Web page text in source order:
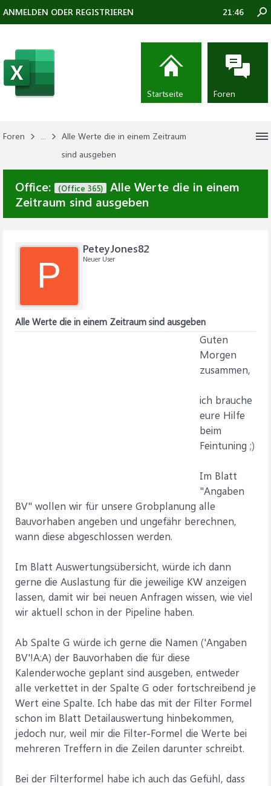
Foren ...
Alle Werte die in einem Zeitraum
sind ausgeben
Office: (Office 365)
Alle Werte die in einem
Zeitraum sind ausgeben
P
PeteyJones82
Neuer User
Alle Werte die in einem Zeitraum sind ausgeben
Guten
Morgen
zusammen,
ich brauche
eure Hilfe
beim
Feintuning ;)
Im Blatt
"Angaben
BV" wollen wir für unsere Grobplanung alle
Bauvorhaben angeben und ungefähr berechnen,
wann diese abgeschlossen werden.
Im Blatt Auswertungsübersicht, würde ich dann
gerne die Auslastung für die jeweilige KW anzeigen
lassen, damit wir bei neuen Anfragen wissen, wie viel
wir aktuell schon in der Pipeline haben.
Ab Spalte G würde ich gerne die Namen ('Angaben
BV'!A:A) der Bauvorhaben die für diese
Kalenderwoche geplant sind ausgeben, entweder
alle verkettet in der Spalte G oder fortschreibend je
Wert eine Spalte. Ich habe das mit der Filter Formel
schon im Blatt Detailauswertung hinbekommen,
jedoch nur, weil mir die Filter-Formel die Werte bei
mehreren Treffern in die Zeilen darunter schreibt.
Bei der Filterformel habe ich auch das Gefühl, dass
ANMELDEN ODER REGISTRIEREN 21:46
Startseite Foren